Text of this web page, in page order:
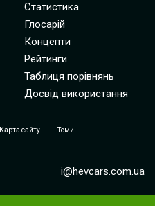
Статистика
Глосарій
Концепти
Рейтинги
Таблиця порівнянь
Досвід використання
Карта сайту
Теми
i@hevcars.com.ua